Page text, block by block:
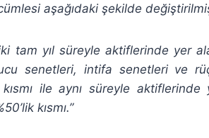
aşağıdaki şekilde
tam yıl süreyle aktiflerinde yer
senetleri, intifa senetleri ve
kısmı ile aynı süreyle aktiflerinde
kısmı.”